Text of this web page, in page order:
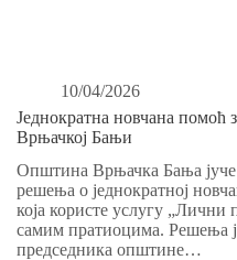
10/04/2026
Једнократна новчана помоћ
Врњачкој Бањи
Општина Врњачка Бања јуче
решења о једнократној
која користе услугу „Лични
самим пратиоцима. Решења
председника општине…